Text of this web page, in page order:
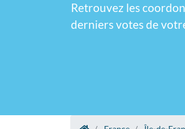
Retrouvez les
derniers votes de